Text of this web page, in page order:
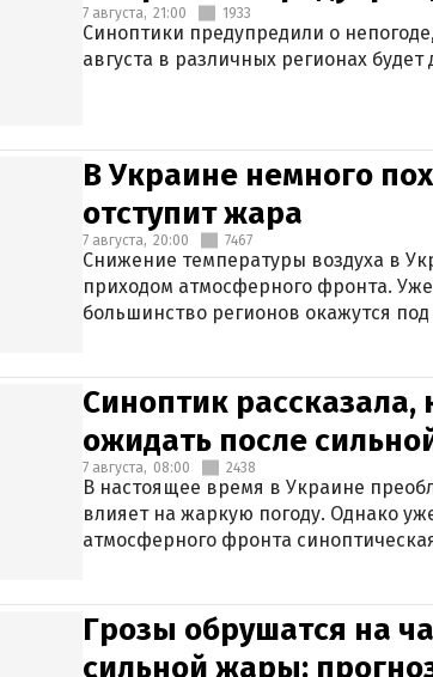
7 августа, 21:00 1933
Синоптики предупредили о
августа в различных регионах
В Украине немного
отступит жара
7 августа, 20:00 7467
Снижение температуры воздуха в
приходом атмосферного фронта.
большинство регионов окажутся
Синоптик рассказала,
ожидать после
7 августа, 08:00 2438
В настоящее время в Украине
влияет на жаркую погоду. Однако
атмосферного фронта
Грозы обрушатся на
сильной жары: